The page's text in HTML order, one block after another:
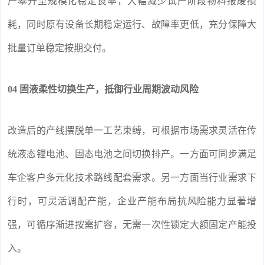
耗，同时原有设备长期稳定运行、故障率更低，充分保障大
批量订单稳定按期交付。
04 固液柔性切换生产，抵御行业周期波动风险
改造后的产线摆脱单一工艺束缚，可根据市场需求灵活在传
统液态锂电池、固态电池之间切换排产。一方面可同步满足
车企客户多元化技术路线配套需求。另一方面当行业需求下
行时，可灵活调配产能，企业产能布局抗风险能力显著增
强，可循序渐进按需扩容，无需一次性锁定大额固定产能投
入。